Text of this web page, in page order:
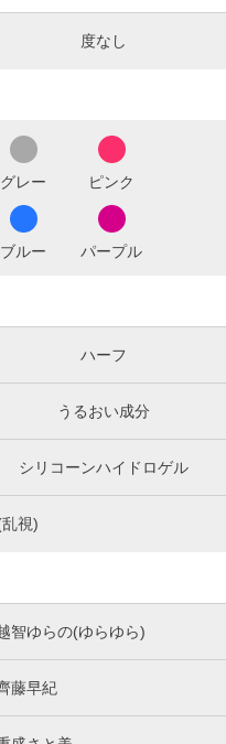
度なし
グレー ピンク
ブルー パープル
ハーフ
うるおい成分
シリコーンハイドロゲル
視)
智ゆらの(ゆらゆら)
藤早紀